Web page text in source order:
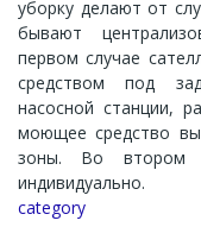
уборку делают от
бывают
первом случае
средством под
насосной станции,
моющее средство
зоны. Во втором
индивидуально.
Channel
category